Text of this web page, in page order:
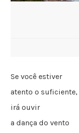
Se você estiver
atento o suficiente,
irá ouvir
a dança do vento